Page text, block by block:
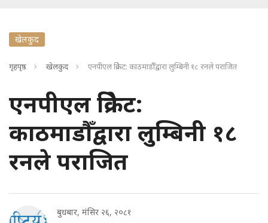
खेलकुद
गृहपृष्ठ खेलकुद एनपीएल क्रिकेट: काठमाडौँद्वारा लुम्बिनी १८ रनले पराजित
एनपीएल क्रिकेट:
काठमाडौँद्वारा लुम्बिनी १८
रनले पराजित
बुधबार, मंसिर २६, २०८१